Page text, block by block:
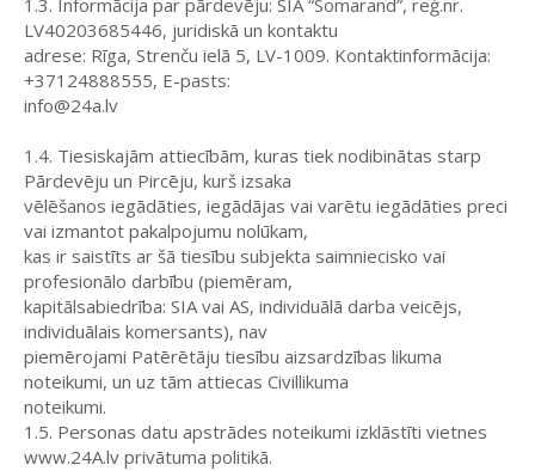
1.3. Informācija par pārdevēju: SIA “Somarand”, reģ.nr.
LV40203685446, juridiskā un kontaktu
adrese: Rīga, Strenču ielā 5, LV-1009. Kontaktinformācija:
+37124888555, E-pasts:
info@24a.lv
1.4. Tiesiskajām attiecībām, kuras tiek nodibinātas starp
Pārdevēju un Pircēju, kurš izsaka
vēlēšanos iegādāties, iegādājas vai varētu iegādāties preci
vai izmantot pakalpojumu nolūkam,
kas ir saistīts ar šā tiesību subjekta saimniecisko vai
profesionālo darbību (piemēram,
kapitālsabiedrība: SIA vai AS, individuālā darba veicējs,
individuālais komersants), nav
piemērojami Patērētāju tiesību aizsardzības likuma
noteikumi, un uz tām attiecas Civillikuma
noteikumi.
1.5. Personas datu apstrādes noteikumi izklāstīti vietnes
www.24A.lv privātuma politikā.